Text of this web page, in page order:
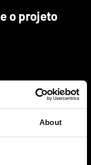
About
o projeto
de experiência